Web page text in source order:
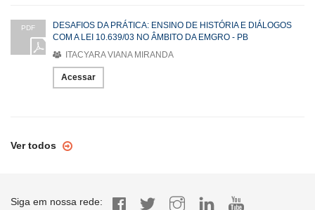
PDF
DESAFIOS DA PRÁTICA: ENSINO DE HISTÓRIA E DIÁLOGOS
COM A LEI 10.639/03 NO ÂMBITO DA EMGRO - PB
ITACYARA VIANA MIRANDA
Acessar
Ver todos
Siga em nossa rede: